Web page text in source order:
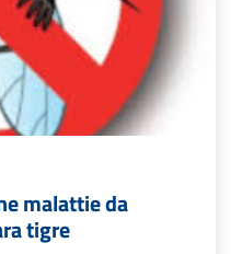
malattie da
tigre